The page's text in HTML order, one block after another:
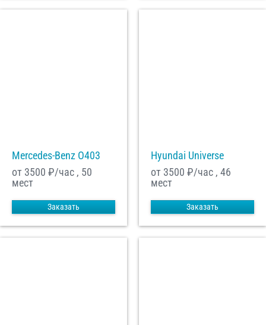
Mercedes-Benz О403
от 3500 ₽/час , 50
мест
Заказать
Hyundai Universe
от 3500 ₽/час , 46
мест
Заказать